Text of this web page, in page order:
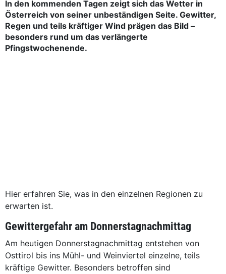
In den kommenden Tagen zeigt sich das Wetter in
Österreich von seiner unbeständigen Seite. Gewitter,
Regen und teils kräftiger Wind prägen das Bild –
besonders rund um das verlängerte
Pfingstwochenende.
Hier erfahren Sie, was in den einzelnen Regionen zu
erwarten ist.
Gewittergefahr am Donnerstagnachmittag
Am heutigen Donnerstagnachmittag entstehen von
Osttirol bis ins Mühl- und Weinviertel einzelne, teils
kräftige Gewitter. Besonders betroffen sind